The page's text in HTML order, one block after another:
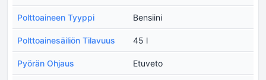
Polttoaineen Tyyppi Bensiini
Polttoainesäiliön Tilavuus 45 l
Pyörän Ohjaus Etuveto